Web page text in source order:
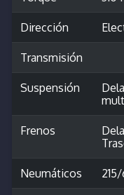
Dirección
Transmisión
Suspensión
Frenos
Neumáticos